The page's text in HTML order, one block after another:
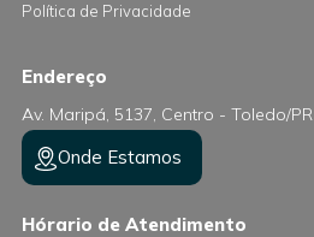
Política de Privacidade
Endereço
Av. Maripá, 5137, Centro - Toledo/PR
Onde Estamos
Hórario de Atendimento